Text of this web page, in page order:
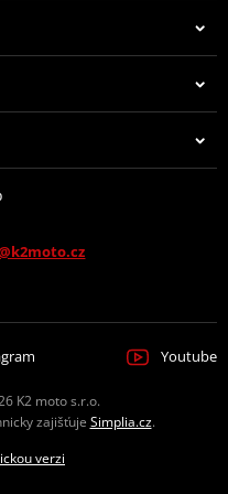
dohromady. Má k tomu
hodně. Prakticky na
Youtube
K2 moto s.r.o.
zajišťuje Simplia.cz.
verzi